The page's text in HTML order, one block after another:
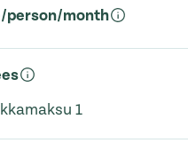
person/month
1